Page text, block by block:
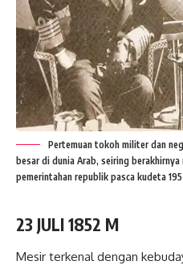
Pertemuan tokoh militer dan
besar di dunia Arab, seiring
pemerintahan republik pasca kudeta
23 JULI 1852 M
Mesir terkenal dengan